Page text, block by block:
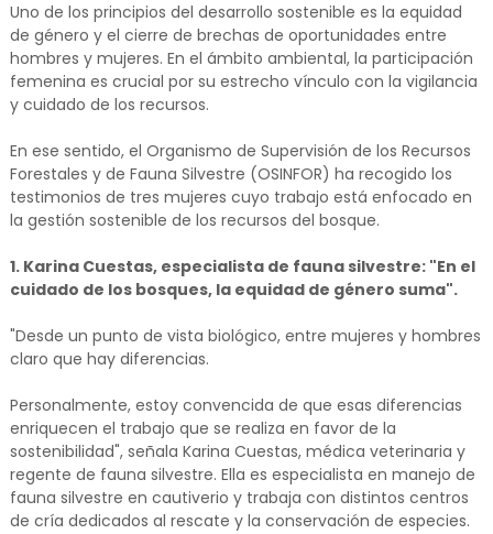
Uno de los principios del desarrollo sostenible es la equidad
de género y el cierre de brechas de oportunidades entre
hombres y mujeres. En el ámbito ambiental, la participación
femenina es crucial por su estrecho vínculo con la vigilancia
y cuidado de los recursos.
En ese sentido, el Organismo de Supervisión de los Recursos
Forestales y de Fauna Silvestre (OSINFOR) ha recogido los
testimonios de tres mujeres cuyo trabajo está enfocado en
la gestión sostenible de los recursos del bosque.
1. Karina Cuestas, especialista de fauna silvestre: "En el
cuidado de los bosques, la equidad de género suma".
"Desde un punto de vista biológico, entre mujeres y hombres
claro que hay diferencias.
Personalmente, estoy convencida de que esas diferencias
enriquecen el trabajo que se realiza en favor de la
sostenibilidad", señala Karina Cuestas, médica veterinaria y
regente de fauna silvestre. Ella es especialista en manejo de
fauna silvestre en cautiverio y trabaja con distintos centros
de cría dedicados al rescate y la conservación de especies.